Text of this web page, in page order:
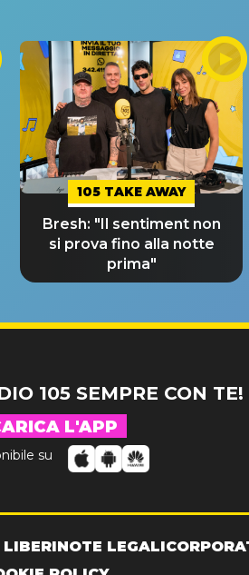
105 TAKE AWAY
Bresh: "Il sentiment non
si prova fino alla notte
prima"
105 SEMPRE CON TE!
L'APP
su
LIBERINOTE LEGALI